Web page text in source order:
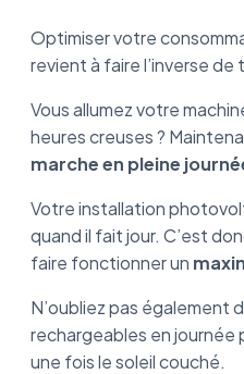
Optimiser votre
revient à faire l’inverse
Vous allumez votre
heures creuses ?
marche en pleine
Votre installation
quand il fait jour. C’est
faire fonctionner un
N’oubliez pas également
rechargeables en journée
une fois le soleil couché.